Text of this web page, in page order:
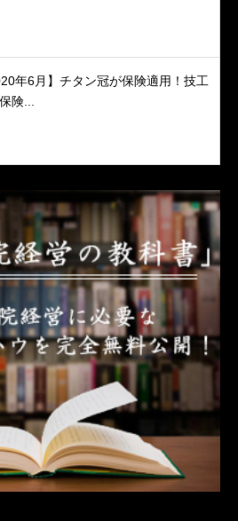
年6月】チタン冠が保険適用！技工
険...